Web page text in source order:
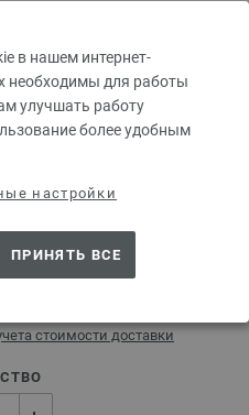
в нашем интернет-
необходимы для работы
улучшать работу
более удобным
настройки
ПРИНЯТЬ ВСЕ
40 см
Holz Multicolor № 3,5 длина 40
стоимости доставки